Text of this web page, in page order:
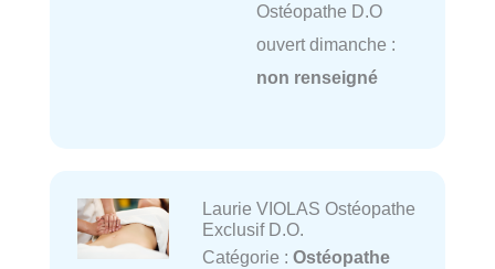
Ostéopathe D.O
ouvert dimanche :
non renseigné
Laurie VIOLAS Ostéopathe
Exclusif D.O.
Catégorie : Ostéopathe